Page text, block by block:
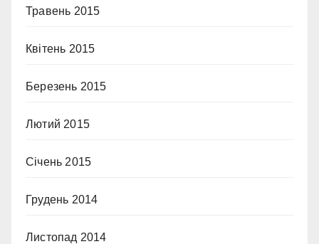
Травень 2015
Квітень 2015
Березень 2015
Лютий 2015
Січень 2015
Грудень 2014
Листопад 2014